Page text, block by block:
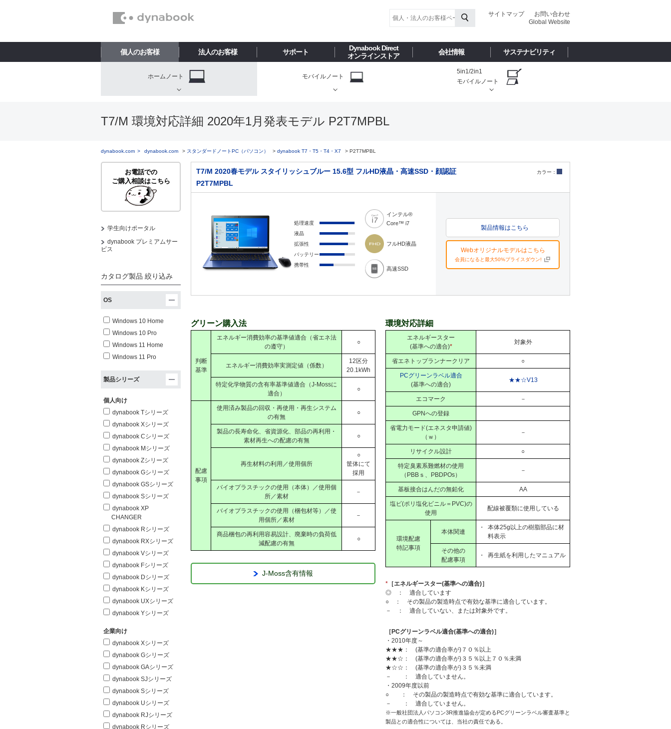
お問い合わせ
サイトマップ
Global Website
個人のお客様 法人のお客様 サポート
Dynabook Direct
オンラインストア
会社情報 サステナビリティ
ホームノート モバイルノート
5in1/2in1
モバイルノート
T7/M 環境対応詳細 2020年1月発表モデル P2T7MPBL
dynabook.com dynabook.com スタンダードノートPC（パソコン） dynabook T7・T5・T4・X7 P2T7MPBL
お電話での
ご購入相談はこちら
学生向けポータル
dynabook プレミアムサー
ビス
カタログ製品 絞り込み
OS
Windows 10 Home
Windows 10 Pro
Windows 11 Home
Windows 11 Pro
製品シリーズ
個人向け
dynabook Tシリーズ
dynabook Xシリーズ
dynabook Cシリーズ
dynabook Mシリーズ
dynabook Zシリーズ
dynabook Gシリーズ
dynabook GSシリーズ
dynabook Sシリーズ
dynabook XP
CHANGER
dynabook Rシリーズ
dynabook RXシリーズ
dynabook Vシリーズ
dynabook Fシリーズ
dynabook Dシリーズ
dynabook Kシリーズ
dynabook UXシリーズ
dynabook Yシリーズ
企業向け
dynabook Xシリーズ
dynabook Gシリーズ
dynabook GAシリーズ
dynabook SJシリーズ
dynabook Sシリーズ
dynabook Uシリーズ
dynabook RJシリーズ
dynabook Rシリーズ
T7/M 2020春モデル スタイリッシュブルー 15.6型 フルHD液晶・高速SSD・顔認証
P2T7MPBL
カラー：
処理速度
液晶
拡張性
バッテリー
携帯性
インテル®
Core™ i7
フルHD液晶
高速SSD
製品情報はこちら
Webオリジナルモデルはこちら
会員になると最大50%プライスダウン!
グリーン購入法
判断
基準
エネルギー消費効率の基準値適合（省エネ法
の遵守）
○
エネルギー消費効率実測定値（係数）
12区分
20.1kWh
特定化学物質の含有率基準値適合（J-Mossに
適合）
○
配慮
事項
使用済み製品の回収・再使用・再生システム
の有無
○
製品の長寿命化、省資源化、部品の再利用・
素材再生への配慮の有無
○
再生材料の利用／使用個所
○
筐体にて
採用
バイオプラスチックの使用（本体）／使用個
所／素材
－
バイオプラスチックの使用（梱包材等）／使
用個所／素材
－
商品梱包の再利用容易設計、廃棄時の負荷低
減配慮の有無
○
J-Moss含有情報
環境対応詳細
エネルギースター
(基準への適合)*
対象外
省エネトップランナークリア ○
PCグリーンラベル適合
(基準への適合)
★★☆V13
エコマーク －
GPNへの登録
省電力モード(エネスタ申請値)
（ｗ）
－
リサイクル設計 ○
特定臭素系難燃材の使用
（PBBｓ、PBDPOs）
－
基板接合はんだの無鉛化 AA
塩ビ(ポリ塩化ビニル＝PVC)の
使用
配線被覆類に使用している
環境配慮
特記事項
本体関連
・
本体25g以上の樹脂部品に材
料表示
その他の
配慮事項
・ 再生紙を利用したマニュアル
* ［エネルギースター(基準への適合)］
◎ ： 適合しています
○ ： その製品の製造時点で有効な基準に適合しています。
－ ： 適合していない、または対象外です。
［PCグリーンラベル適合(基準への適合)］
・2010年度～
★★★： (基準の適合率が)７０％以上
★★☆： (基準の適合率が)３５％以上７０％未満
★☆☆： (基準の適合率が)３５％未満
－ ： 適合していません。
・2009年度以前
○ ： その製品の製造時点で有効な基準に適合しています。
－ ： 適合していません。
※一般社団法人パソコン3R推進協会が定めるPCグリーンラベル審査基準と
製品との適合性については、当社の責任である。